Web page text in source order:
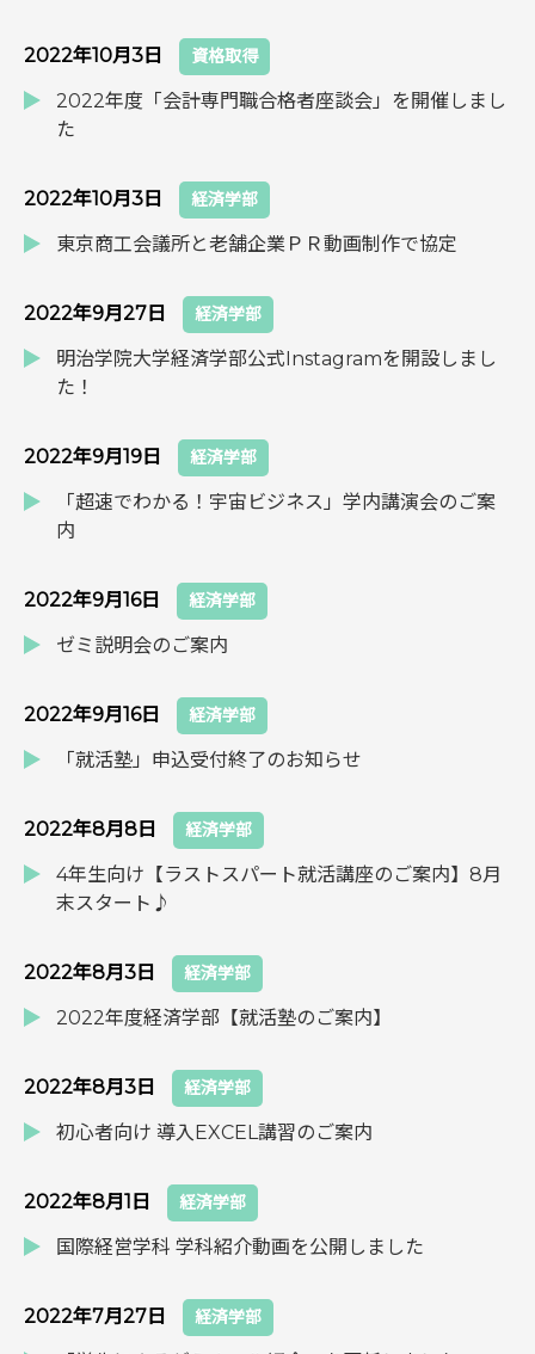
2022年10月3日 資格取得
2022年度「会計専門職合格者座談会」を開催しまし
た
2022年10月3日 経済学部
東京商工会議所と老舗企業ＰＲ動画制作で協定
2022年9月27日 経済学部
明治学院大学経済学部公式Instagramを開設しまし
た！
2022年9月19日 経済学部
「超速でわかる！宇宙ビジネス」学内講演会のご案
内
2022年9月16日 経済学部
ゼミ説明会のご案内
2022年9月16日 経済学部
「就活塾」申込受付終了のお知らせ
2022年8月8日 経済学部
4年生向け【ラストスパート就活講座のご案内】8月
末スタート♪
2022年8月3日 経済学部
2022年度経済学部【就活塾のご案内】
2022年8月3日 経済学部
初心者向け 導入EXCEL講習のご案内
2022年8月1日 経済学部
国際経営学科 学科紹介動画を公開しました
2022年7月27日 経済学部